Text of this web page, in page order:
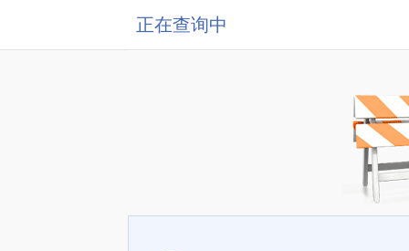
正在查询中